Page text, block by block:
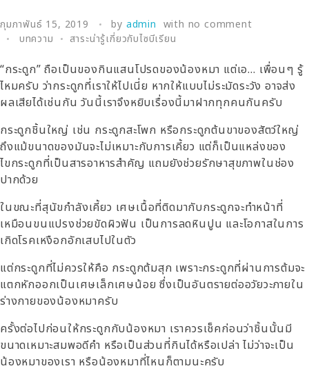
กุมภาพันธ์ 15, 2019 by admin with no comment
บทความ
สาระน่ารู้เกี่ยวกับไซบีเรียน
“กระดูก” ถือเป็นของกินแสนโปรดของน้องหมา แต่เอ… เพื่อนๆ รู้
ไหมครับ ว่ากระดูกที่เราให้ไปเนี่ย หากให้แบบไม่ระมัดระวัง อาจส่ง
ผลเสียได้เช่นกัน วันนี้เราจึงหยิบเรื่องนี้มาฝากทุกคนกันครับ
กระดูกชิ้นใหญ่ เช่น กระดูกสะโพก หรือกระดูกต้นขาของสัตว์ใหญ่
ถึงแม้ขนาดของมันจะไม่เหมาะกับการเคี้ยว แต่ก็เป็นแหล่งของ
ไขกระดูกที่เป็นสารอาหารสำคัญ แถมยังช่วยรักษาสุขภาพในช่อง
ปากด้วย
ในขณะที่สุนัขกำลังเคี้ยว เศษเนื้อที่ติดมากับกระดูกจะทำหน้าที่
เหมือนขนแปรงช่วยขัดผิวฟัน เป็นการลดหินปูน และโอกาสในการ
เกิดโรคเหงือกอักเสบไปในตัว
แต่กระดูกที่ไม่ควรให้คือ กระดูกต้มสุก เพราะกระดูกที่ผ่านการต้มจะ
แตกหักออกเป็นเศษเล็กเศษน้อย ซึ่งเป็นอันตรายต่ออวัยวะภายใน
ร่างกายของน้องหมาครับ
ครั้งต่อไปก่อนให้กระดูกกับน้องหมา เราควรเช็คก่อนว่าชิ้นนั้นมี
ขนาดเหมาะสมพอดีคำ หรือเป็นส่วนที่กินได้หรือเปล่า ไม่ว่าจะเป็น
น้องหมาของเรา หรือน้องหมาที่ไหนก็ตามนะครับ